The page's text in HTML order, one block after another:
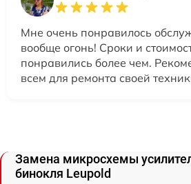
Мне очень понравилось
вообще огонь! Сроки и
понравились более чем.
всем для ремонта своей
Замена микросхемы
бинокля Leupold